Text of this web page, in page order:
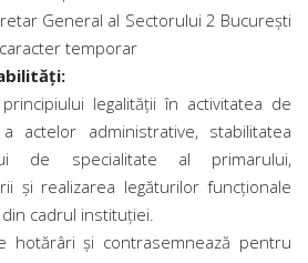
General al Sectorului 2 București
temporar
legalităţii în activitatea de
actelor administrative, stabilitatea
de specialitate al primarului,
şi realizarea legăturilor funcţionale
cadrul instituţiei.
hotărâri şi contrasemnează pentru